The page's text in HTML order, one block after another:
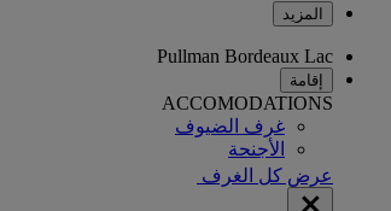
المزيد
Pullman Bordeaux Lac
إقامة
ACCOMODATIONS
غرف الضيوف
الأجنحة
عرض كل الغرف